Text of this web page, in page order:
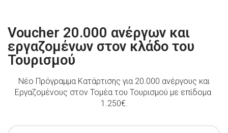
Voucher 20.000 ανέργων και
εργαζομένων στον κλάδο του
Τουρισμού
Νέο Πρόγραμμα Κατάρτισης για 20.000 ανέργους και
Εργαζομένους στον Τομέα του Τουρισμού με επίδομα
1.250€.